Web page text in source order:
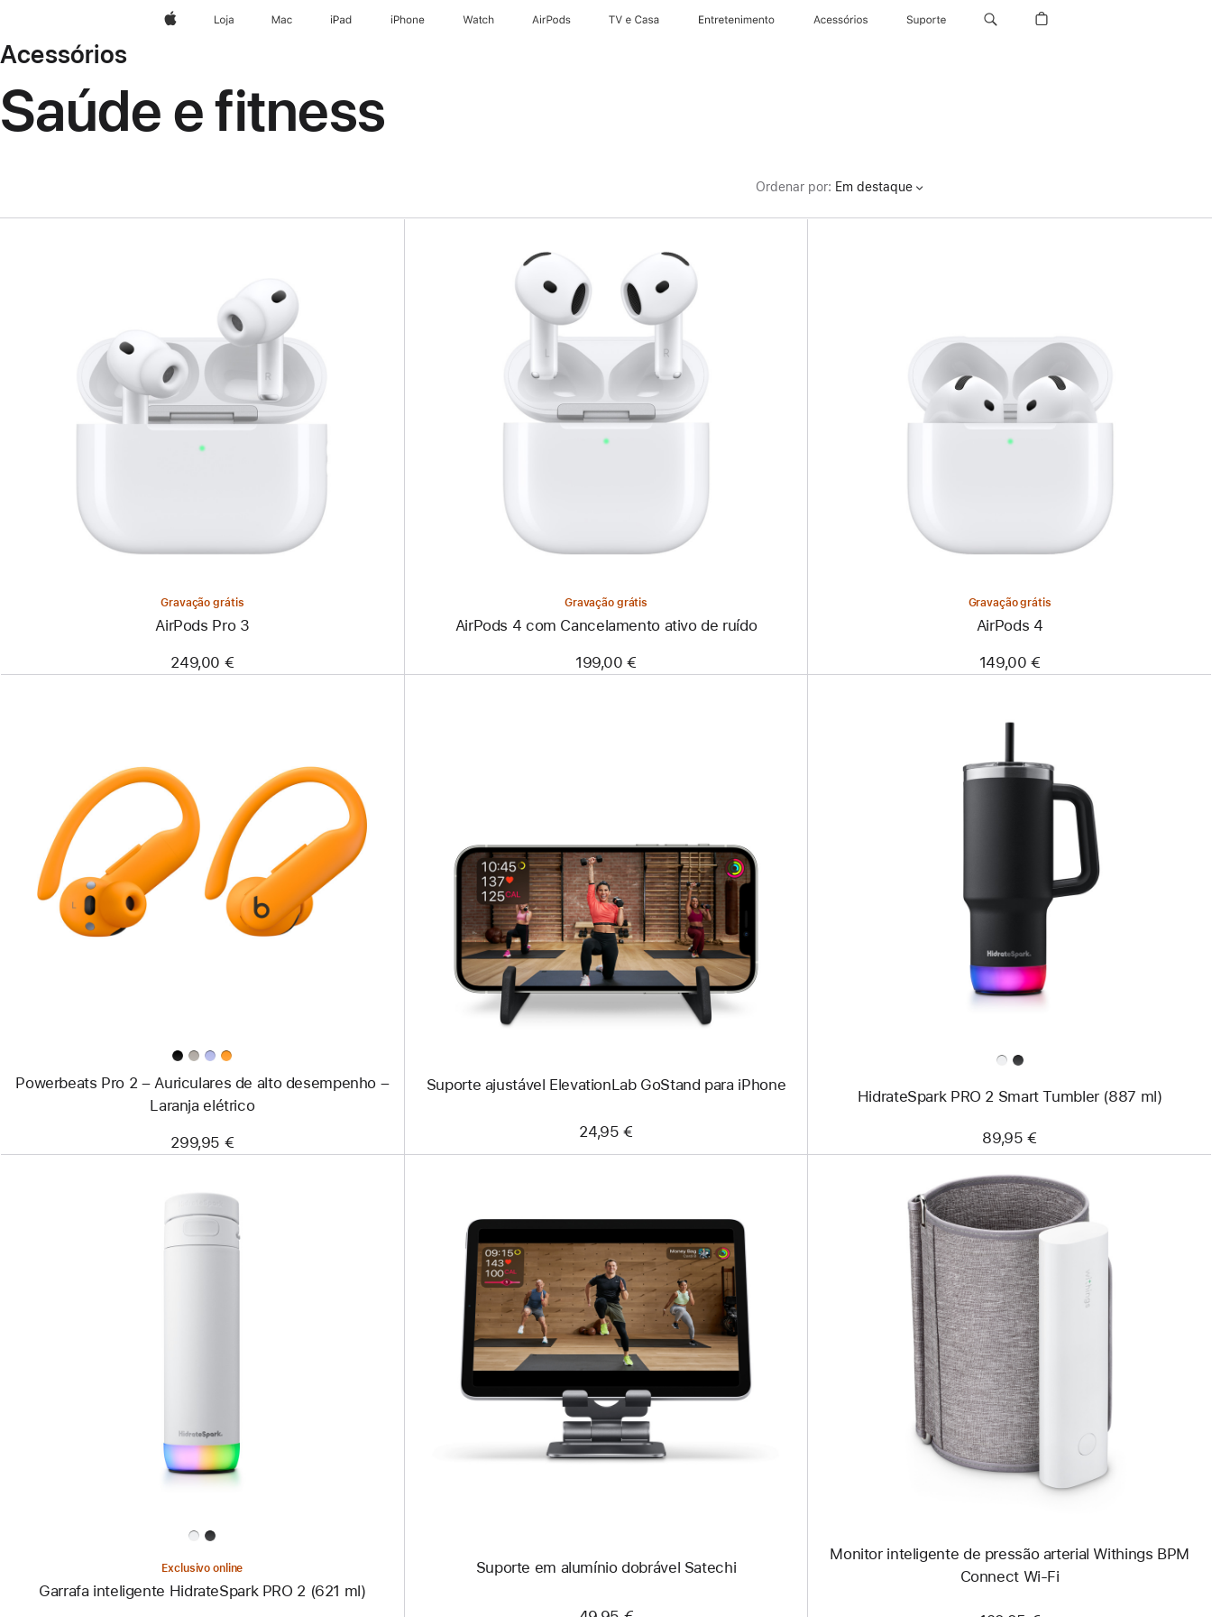
AppleLoja Mac iPad iPhone Watch AirPods TV e Casa Entretenimento Acessórios Suporte
Acessórios
Saúde e fitness
Ordenar por: Em destaque
Gravação grátis
AirPods Pro 3
249,00 €
Gravação grátis
AirPods 4 com Cancelamento ativo de ruído
199,00 €
Gravação grátis
AirPods 4
149,00 €
Anterior
Imagem
-
Powerbeats
Powerbeats Pro 2 – Auriculares de alto desempenho –
Laranja elétrico
299,95 €
Anterior
Imagem
-
Suporte
ajustável
ElevationLab
GoStand
para
iPhone
Suporte ajustável ElevationLab GoStand para iPhone
24,95 €
HidrateSpark
PRO
Tumbler
(887 ml)
HidrateSpark PRO 2 Smart Tumbler (887 ml)
89,95 €
Exclusivo online
Garrafa inteligente HidrateSpark PRO 2 (621 ml)
Anterior
Imagem
-
Suporte
em
alumínio
dobrável
Satechi
Suporte em alumínio dobrável Satechi
Anterior
Imagem
-
Monitor
inteligente
de
pressão
arterial
Withings
BPM
Connect
Monitor inteligente de pressão arterial Withings BPM
Connect Wi-Fi